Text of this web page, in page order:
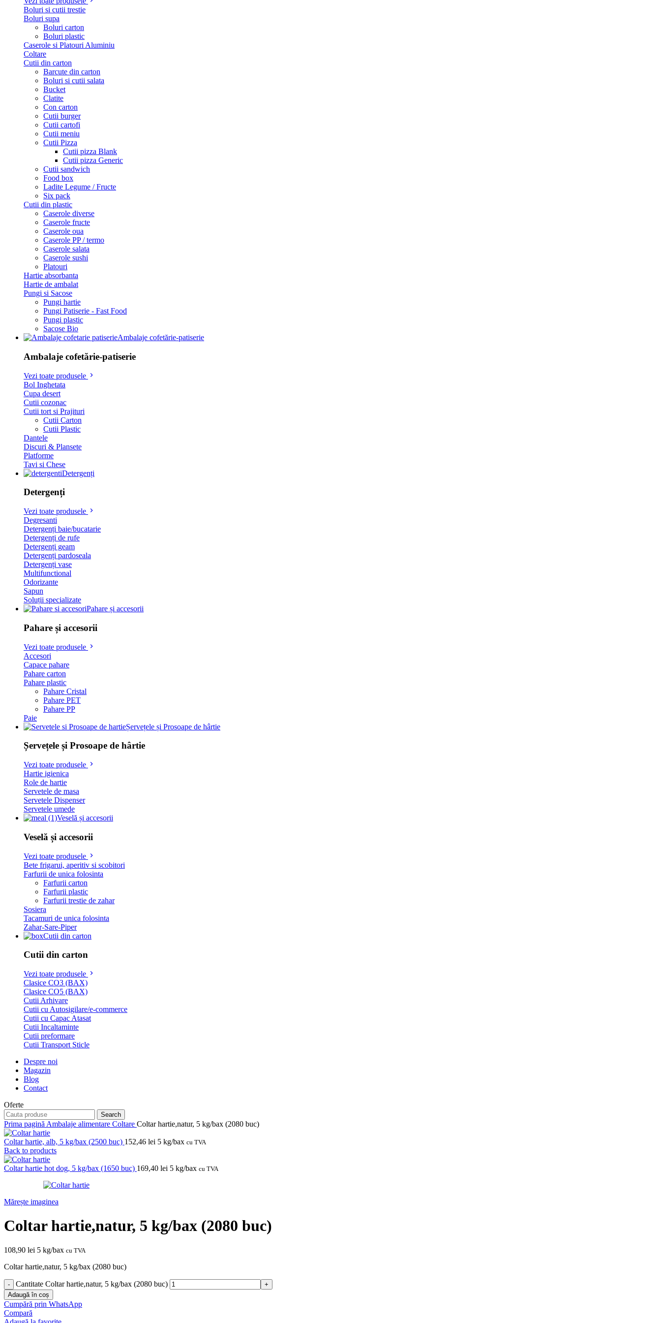
Boluri si cutii trestie
Boluri supa
Boluri carton
Boluri plastic
Caserole si Platouri Aluminiu
Coltare
Cutii din carton
Barcute din carton
Boluri si cutii salata
Bucket
Clatite
Con carton
Cutii burger
Cutii cartofi
Cutii meniu
Cutii Pizza
Cutii pizza Blank
Cutii pizza Generic
Cutii sandwich
Food box
Ladite Legume / Fructe
Six pack
Cutii din plastic
Caserole diverse
Caserole fructe
Caserole oua
Caserole PP / termo
Caserole salata
Caserole sushi
Platouri
Hartie absorbanta
Hartie de ambalat
Pungi si Sacose
Pungi hartie
Pungi Patiserie - Fast Food
Pungi plastic
Sacose Bio
Ambalaje cofetărie-patiserie
Ambalaje cofetărie-patiserie
Vezi toate produsele
Bol Inghetata
Cupa desert
Cutii cozonac
Cutii tort si Prajituri
Cutii Carton
Cutii Plastic
Dantele
Discuri & Plansete
Platforme
Tavi si Chese
Detergenți
Detergenți
Vezi toate produsele
Degresanti
Detergenți baie/bucatarie
Detergenți de rufe
Detergenți geam
Detergenți pardoseala
Detergenți vase
Multifunctional
Odorizante
Sapun
Soluții specializate
Pahare și accesorii
Pahare și accesorii
Vezi toate produsele
Accesori
Capace pahare
Pahare carton
Pahare plastic
Pahare Cristal
Pahare PET
Pahare PP
Paie
Șervețele și Prosoape de hârtie
Șervețele și Prosoape de hârtie
Vezi toate produsele
Hartie igienica
Role de hartie
Servetele de masa
Servetele Dispenser
Servetele umede
Veselă și accesorii
Veselă și accesorii
Vezi toate produsele
Bete frigarui, aperitiv si scobitori
Farfurii de unica folosinta
Farfurii carton
Farfurii plastic
Farfurii trestie de zahar
Sosiera
Tacamuri de unica folosinta
Zahar-Sare-Piper
Cutii din carton
Cutii din carton
Vezi toate produsele
Clasice CO3 (BAX)
Clasice CO5 (BAX)
Cutii Arhivare
Cutii cu Autosigilare/e-commerce
Cutii cu Capac Atasat
Cutii Incaltaminte
Cutii preformare
Cutii Transport Sticle
Despre noi
Magazin
Blog
Contact
Oferte
Search
Prima pagină Ambalaje alimentare Coltare Coltar hartie,natur, 5 kg/bax (2080 buc)
Coltar hartie, alb, 5 kg/bax (2500 buc) 152,46 lei 5 kg/bax cu TVA
Back to products
Coltar hartie hot dog, 5 kg/bax (1650 buc) 169,40 lei 5 kg/bax cu TVA
Mărește imaginea
Coltar hartie,natur, 5 kg/bax (2080 buc)
108,90 lei 5 kg/bax cu TVA
Coltar hartie,natur, 5 kg/bax (2080 buc)
Cantitate Coltar hartie,natur, 5 kg/bax (2080 buc)
Adaugă în coș
Cumpără prin WhatsApp
Compară